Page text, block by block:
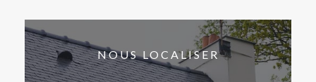
NOUS LOCALISER